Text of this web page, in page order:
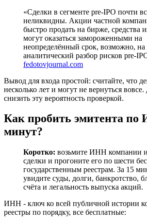
«Сделки в сегменте pre-IPO почти
неликвидны. Акции частной
быстро продать на бирже, средства
могут оказаться замороженными на
неопределённый срок, возможно,
аналитический разбор рисков pre-
fedotovjournal.com
Вывод для входа простой: считайте, что
несколько лет и могут не вернуться
снизить эту вероятность проверкой.
Как пробить эмитента по
минут?
Коротко: возьмите ИНН компании
сделки и прогоните его по шести
государственным реестрам. За 15
увидите суды, долги, банкротство,
счёта и легальность выпуска акций.
ИНН - ключ ко всей публичной истории
реестры по порядку, все бесплатные: